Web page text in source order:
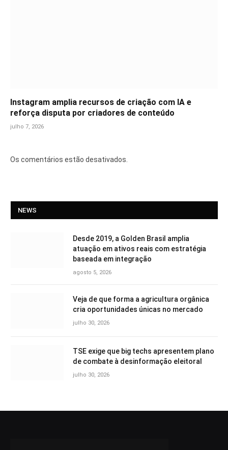
Instagram amplia recursos de criação com IA e
reforça disputa por criadores de conteúdo
julho 7, 2026
Os comentários estão desativados.
NEWS
Desde 2019, a Golden Brasil amplia
atuação em ativos reais com estratégia
baseada em integração
agosto 5, 2026
Veja de que forma a agricultura orgânica
cria oportunidades únicas no mercado
julho 30, 2026
TSE exige que big techs apresentem plano
de combate à desinformação eleitoral
julho 30, 2026